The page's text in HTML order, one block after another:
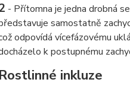
- Přítomna je jedna drobná
samostatně
odpovídá vícefázovému
k postupnému
Rostlinné inkluze